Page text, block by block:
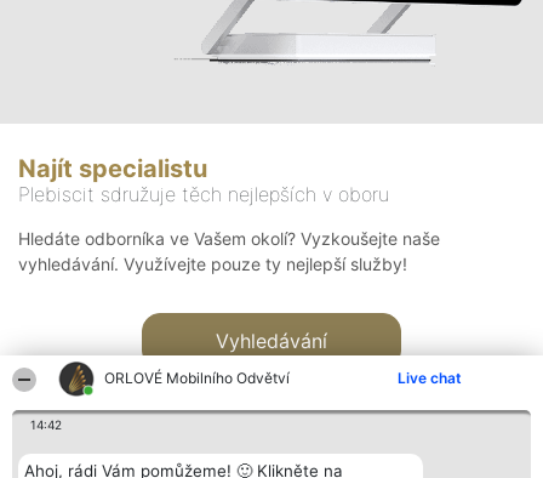
ORLOVÉ Mobilního Odvětví Live chat
14:42
Ahoj, rádi Vám pomůžeme! 🙂 Klikněte na
Najít specialistu
Plebiscit sdružuje těch nejlepších v oboru
Hledáte odborníka ve Vašem okolí? Vyzkoušejte naše
vyhledávání. Využívejte pouze ty nejlepší služby!
Vyhledávání